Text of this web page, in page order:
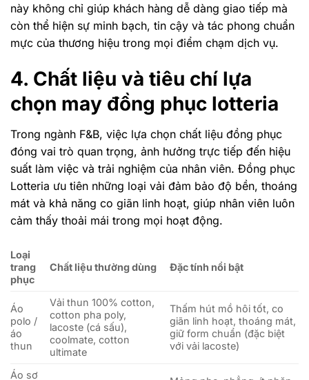
này không chỉ giúp khách hàng dễ dàng giao tiếp mà
còn thể hiện sự minh bạch, tin cậy và tác phong chuẩn
mực của thương hiệu trong mọi điểm chạm dịch vụ.
4. Chất liệu và tiêu chí lựa
chọn may đồng phục lotteria
Trong ngành F&B, việc lựa chọn chất liệu đồng phục
đóng vai trò quan trọng, ảnh hưởng trực tiếp đến hiệu
suất làm việc và trải nghiệm của nhân viên. Đồng phục
Lotteria ưu tiên những loại vải đảm bảo độ bền, thoáng
mát và khả năng co giãn linh hoạt, giúp nhân viên luôn
cảm thấy thoải mái trong mọi hoạt động.
Loại
trang
phục
Chất liệu thường dùng Đặc tính nổi bật
Áo
polo /
áo
thun
Vải thun 100% cotton,
cotton pha poly,
lacoste (cá sấu),
coolmate, cotton
ultimate
Thấm hút mồ hôi tốt, co
giãn linh hoạt, thoáng mát,
giữ form chuẩn (đặc biệt
với vải lacoste)
Áo sơ